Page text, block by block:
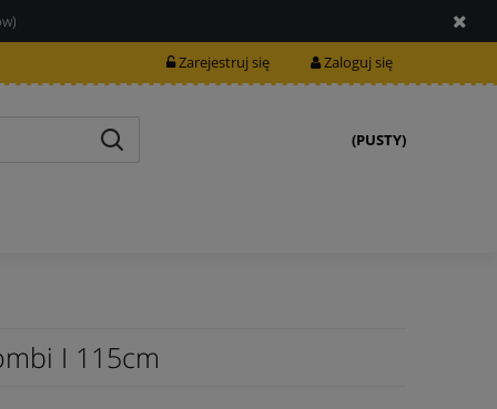
Zarejestruj się Zaloguj się
(PUSTY)
I 115cm